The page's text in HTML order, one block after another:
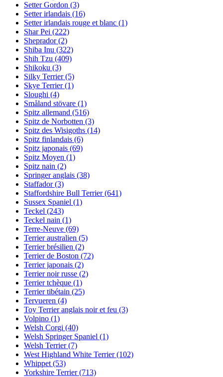
Setter Gordon (3)
Setter irlandais (16)
Setter irlandais rouge et blanc (1)
Shar Pei (222)
Sheprador(2)
Shiba Inu (322)
Shih Tzu (409)
Shikoku (3)
Silky Terrier(5)
Skye Terrier(1)
Sloughi (4)
Småland stövare (1)
Spitz allemand (516)
Spitz de Norbotten (3)
Spitz des Wisigoths (14)
Spitz finlandais (6)
Spitz japonais (69)
Spitz Moyen (1)
Spitz nain (2)
Springer anglais (38)
Staffador(3)
Staffordshire Bull Terrier(641)
Sussex Spaniel (1)
Teckel (243)
Teckel nain (1)
Terre-Neuve (69)
Terrier australien (5)
Terrier brésilien (2)
Terrier de Boston (72)
Terrier japonais (2)
Terrier noir russe (2)
Terrier tchèque (1)
Terrier tibétain (25)
Tervueren (4)
Toy Terrier anglais noir et feu (3)
Volpino (1)
Welsh Corgi (40)
Welsh Springer Spaniel (1)
Welsh Terrier(7)
West Highland White Terrier(102)
Whippet (53)
Yorkshire Terrier(713)